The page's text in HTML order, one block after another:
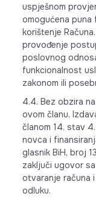
uspješnom
omogućena puna
korištenje
provođenje
poslovnog
funkcionalnost
zakonom ili
4.4. Bez obzira
ovom članu,
članom 14. stav
novca i
glasnik BiH, broj
zaključi ugovor
otvaranje računa
odluku.